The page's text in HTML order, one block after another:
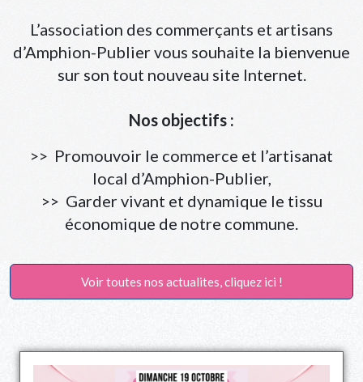
L’association des commerçants et artisans
d’Amphion-Publier vous souhaite la bienvenue
sur son tout nouveau site Internet.
Nos objectifs :
>> Promouvoir le commerce et l’artisanat
local d’Amphion-Publier,
>> Garder vivant et dynamique le tissu
économique de notre commune.
Voir toutes nos actualites, cliquez ici !